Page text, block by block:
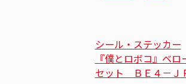
シール・ステッカー
『僕とロボコ』ベ
セット ＢＥ４－Ｊ